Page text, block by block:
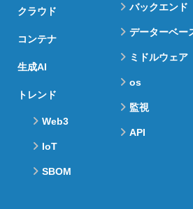
クラウド
コンテナ
生成AI
トレンド
Web3
IoT
SBOM
バックエンド
データーベー
ミドルウェア
os
監視
API